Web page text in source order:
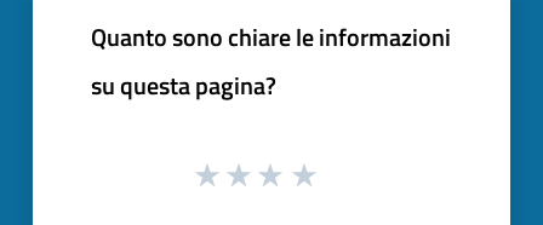
Quanto sono chiare le informazioni
su questa pagina?